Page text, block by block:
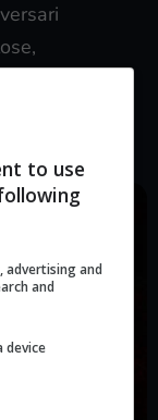
a fare uso
è
to use
advertising and
and
device